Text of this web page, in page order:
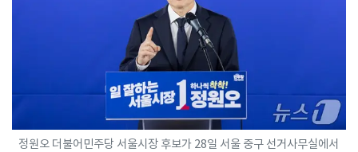
정원오 더불어민주당 서울시장 후보가 28일 서울 중구 선거사무실에서